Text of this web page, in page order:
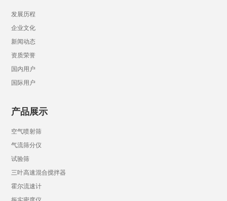
发展历程
企业文化
新闻动态
资质荣誉
国内用户
国际用户
产品展示
空气喷射筛
气流筛分仪
试验筛
三叶高速混合搅拌器
霍尔流速计